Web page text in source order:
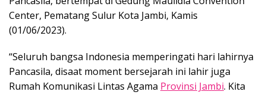
Center, Pematang Sulur Kota Jambi, Kamis
(01/06/2023).
“Seluruh bangsa Indonesia memperingati hari lahirnya
Pancasila, disaat moment bersejarah ini lahir juga
Rumah Komunikasi Lintas Agama Provinsi Jambi. Kita